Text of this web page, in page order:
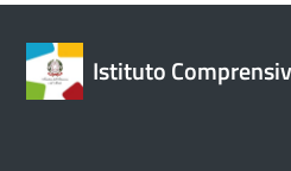
Istituto